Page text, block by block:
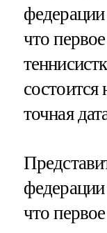
что
точная
что